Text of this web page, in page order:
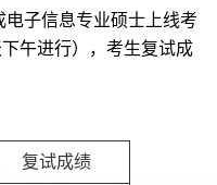
电子信息专业硕士上线考
午进行），考生复试成
复试成绩